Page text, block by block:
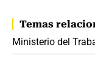
Temas
Ministerio del